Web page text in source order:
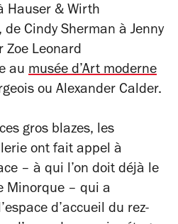
Hauser & Wirth
Cindy Sherman à Jenny
Zoe Leonard
au musée d’Art moderne
ou Alexander Calder.
gros blazes, les
ont fait appel à
– à qui l’on doit déjà le
Minorque – qui a
d’accueil du rez-